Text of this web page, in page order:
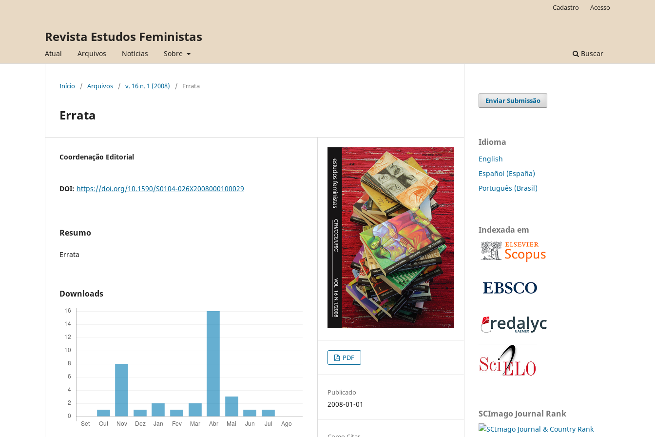
Revista Estudos Feministas
Atual Arquivos Notícias Sobre Buscar
Cadastro Acesso
Início / Arquivos / v. 16 n. 1 (2008) / Errata
Errata
Coordenação Editorial
DOI: https://doi.org/10.1590/S0104-026X2008000100029
Resumo
Errata
Downloads
PDF
Publicado
2008-01-01
Enviar Submissão
Idioma
English
Español (España)
Português (Brasil)
Indexada em
SCImago Journal Rank